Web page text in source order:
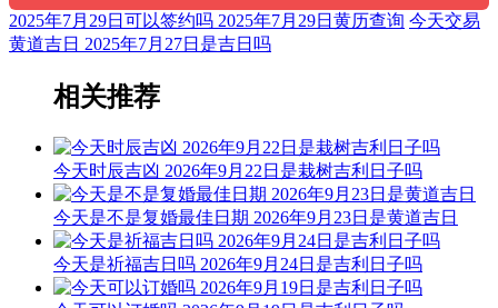
六曜：大安 — 吉：依古籍观点，寓意万事化吉，宜办喜事。
日本民间考试、结婚、出行等多择此日。
文。后来传至日本，并于当地流行，而在中国影响日渐式微。
阳贵神：正北 月相：娥眉月 岁破位：西北
福神：正北 月支：未土 年太岁：吴遂
喜神：东北 月令：癸未 日禄：午命互禄 壬命进禄
易经卦象：风地观
2025年7月29日可以签约吗 2025年7月29日黄历查询 今天交易
黄道吉日 2025年7月27日是吉日吗
相关推荐
今天时辰吉凶 2026年9月22日是栽树吉利日子吗
今天是不是复婚最佳日期 2026年9月23日是黄道吉日
今天是祈福吉日吗 2026年9月24日是吉利日子吗